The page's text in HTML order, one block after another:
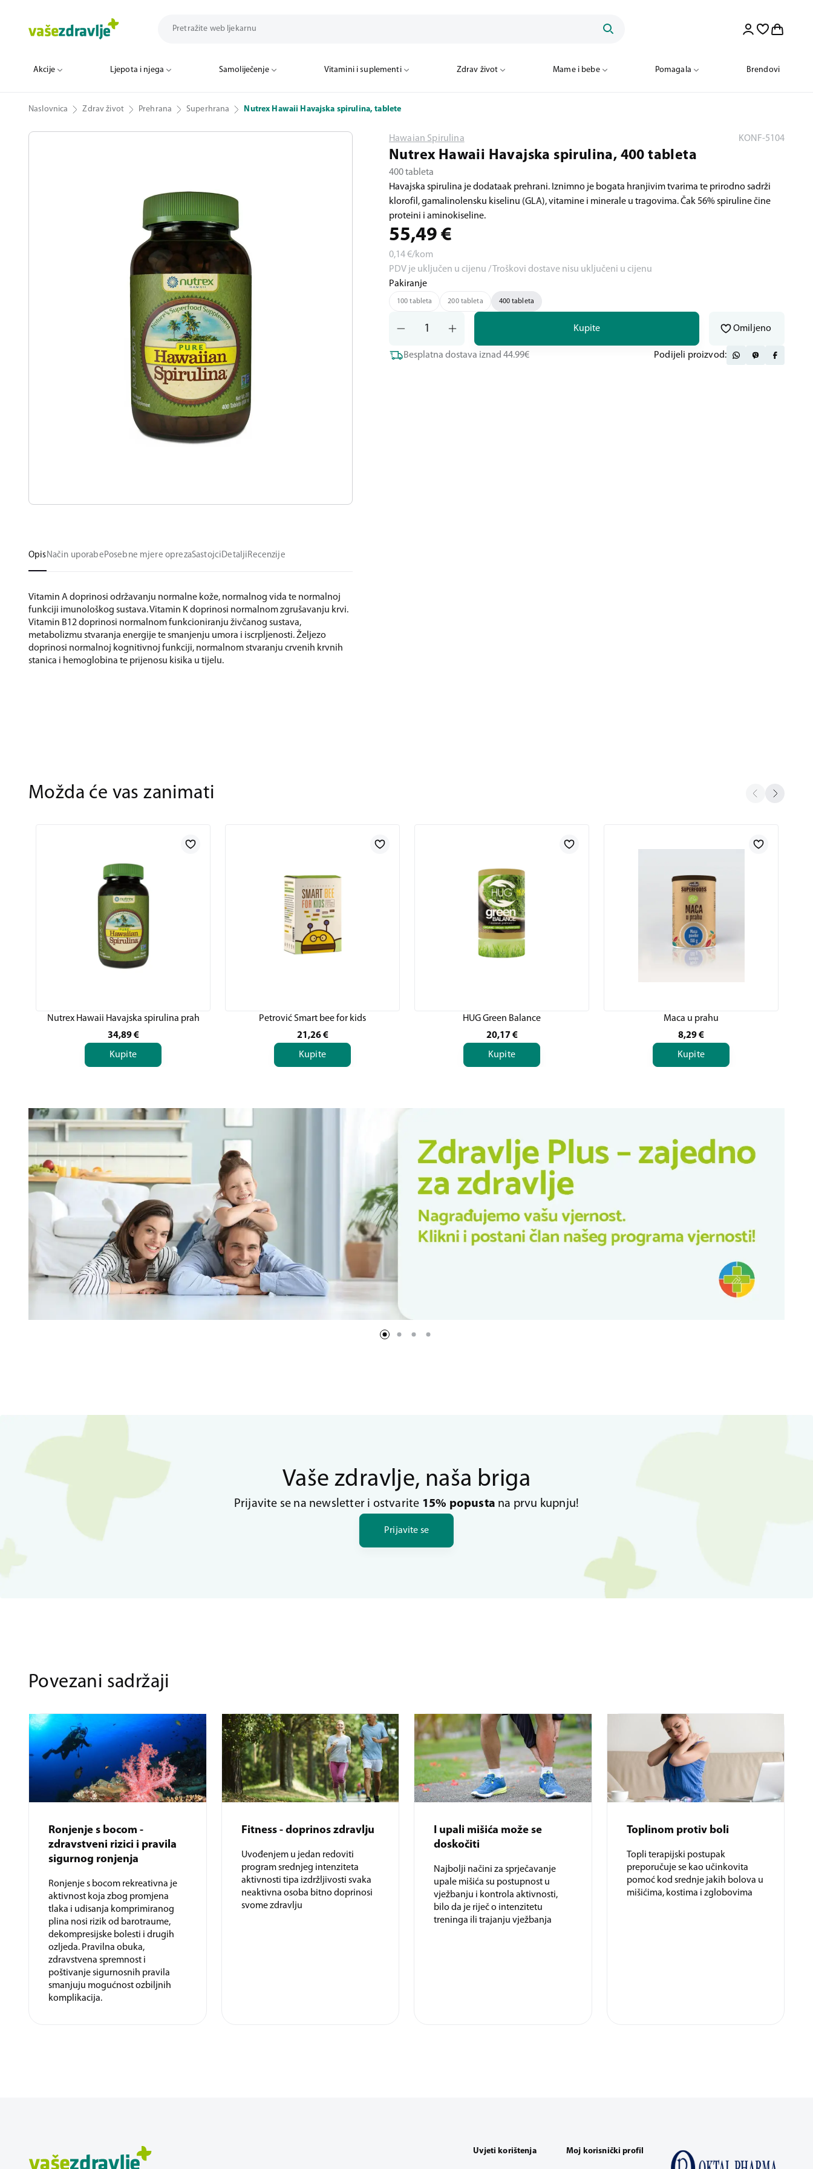
Akcije Ljepota i njega Samoliječenje Vitamini i suplementi Zdrav život Mame i bebe Pomagala Brendovi
Naslovnica Zdrav život Prehrana Superhrana Nutrex Hawaii Havajska spirulina, tablete
OpisNačin uporabePosebne mjere oprezaSastojciDetaljiRecenzije
Vitamin A doprinosi održavanju normalne kože, normalnog vida te normalnoj
funkciji imunološkog sustava. Vitamin K doprinosi normalnom zgrušavanju krvi.
Vitamin B12 doprinosi normalnom funkcioniranju živčanog sustava,
metabolizmu stvaranja energije te smanjenju umora i iscrpljenosti. Željezo
doprinosi normalnoj kognitivnoj funkciji, normalnom stvaranju crvenih krvnih
stanica i hemoglobina te prijenosu kisika u tijelu.
Hawaian Spirulina KONF-5104
Nutrex Hawaii Havajska spirulina, 400 tableta
400 tableta
Havajska spirulina je dodataak prehrani. Iznimno je bogata hranjivim tvarima te prirodno sadrži
klorofil, gamalinolensku kiselinu (GLA), vitamine i minerale u tragovima. Čak 56% spiruline čine
proteini i aminokiseline.
55,49 €
0,14€/kom
PDV je uključen u cijenu / Troškovi dostave nisu uključeni u cijenu
Pakiranje
100 tableta 200 tableta 400 tableta
Kupite Omiljeno
Besplatna dostava iznad 44.99€ Podijeli proizvod:
Možda će vas zanimati
Nutrex Hawaii Havajska spirulina prah
34,89 €
Kupite
Petrović Smart bee for kids
21,26 €
Kupite
HUG Green Balance
20,17 €
Kupite
Maca u prahu
8,29€
Kupite
Vaše zdravlje, naša briga
Prijavite se na newsletter i ostvarite 15% popusta na prvu kupnju!
Prijavite se
Povezani sadržaji
Ronjenje s bocom -
zdravstveni rizici i pravila
sigurnog ronjenja
Ronjenje s bocom rekreativna je
aktivnost koja zbog promjena
tlaka i udisanja komprimiranog
plina nosi rizik od barotraume,
dekompresijske bolesti i drugih
ozljeda. Pravilna obuka,
zdravstvena spremnost i
poštivanje sigurnosnih pravila
smanjuju mogućnost ozbiljnih
komplikacija.
Fitness - doprinos zdravlju
Uvođenjem u jedan redoviti
program srednjeg intenziteta
aktivnosti tipa izdržljivosti svaka
neaktivna osoba bitno doprinosi
svome zdravlju
I upali mišića može se
doskočiti
Najbolji načini za sprječavanje
upale mišića su postupnost u
vježbanju i kontrola aktivnosti,
bilo da je riječ o intenzitetu
treninga ili trajanju vježbanja
Toplinom protiv boli
Topli terapijski postupak
preporučuje se kao učinkovita
pomoć kod srednje jakih bolova u
mišićima, kostima i zglobovima
Uvjeti korištenja Moj korisnički profil